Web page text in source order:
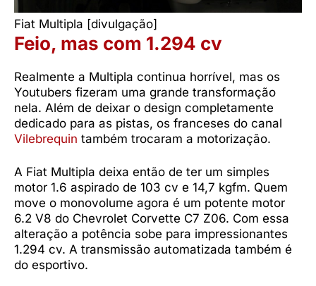
Fiat Multipla [divulgação]
Feio, mas com 1.294 cv
Realmente a Multipla continua horrível, mas os
Youtubers fizeram uma grande transformação
nela. Além de deixar o design completamente
dedicado para as pistas, os franceses do canal
Vilebrequin também trocaram a motorização.
A Fiat Multipla deixa então de ter um simples
motor 1.6 aspirado de 103 cv e 14,7 kgfm. Quem
move o monovolume agora é um potente motor
6.2 V8 do Chevrolet Corvette C7 Z06. Com essa
alteração a potência sobe para impressionantes
1.294 cv. A transmissão automatizada também é
do esportivo.